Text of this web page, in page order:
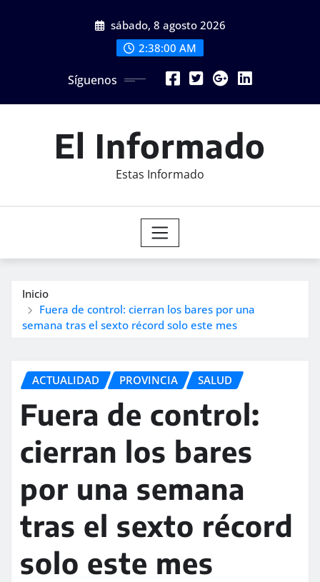
sábado, 8 agosto 2026
2:38:02 AM
Síguenos
El Informado
Estas Informado
Inicio
Fuera de control: cierran los bares por una
semana tras el sexto récord solo este mes
ACTUALIDAD PROVINCIA SALUD
Fuera de control:
cierran los bares
por una semana
tras el sexto récord
solo este mes